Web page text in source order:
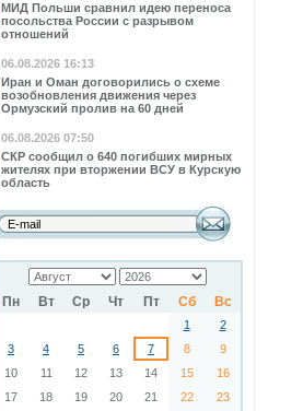
МИД Польши сравнил идею переноса
посольства России с разрывом
отношений
06.08.2026 16:13
Иран и Оман договорились о схеме
возобновления движения через
Ормузский пролив на 60 дней
06.08.2026 07:50
СКР сообщил о 640 погибших мирных
жителях при вторжении ВСУ в Курскую
область
Пн Вт Ср Чт Пт Сб Вс
1
2
3
4 5 6 7 8
9
10
11 12 13 14 15
16
17
18 19 20 21 22
23